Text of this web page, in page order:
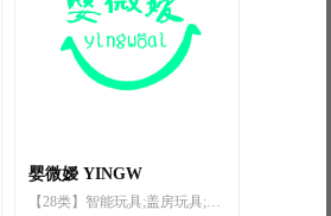
婴微嫒 YINGW
【28类】智能玩具;盖房玩具;玩具手枪;玩具车;玩具;多米诺骨牌;婴儿健身架;幼儿用三轮脚踏车（玩具）;积木（玩具）;玩具无人机